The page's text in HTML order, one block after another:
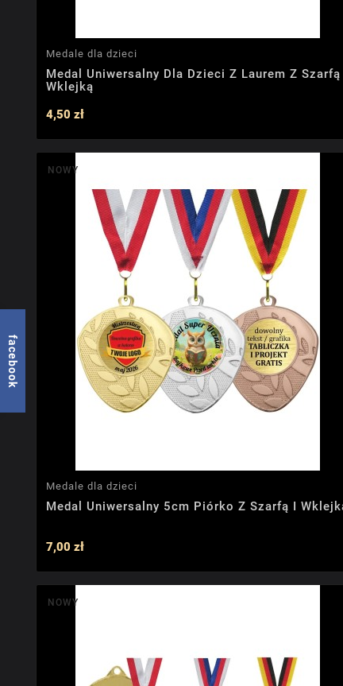
Medale dla dzieci
Medal Uniwersalny Dla Dzieci Z Laurem Z Szarfą
Wklejką
4,50 zł
NOWY
Medale dla dzieci
Medal Uniwersalny 5cm Piórko Z Szarfą I
7,00 zł
NOWY
facebook